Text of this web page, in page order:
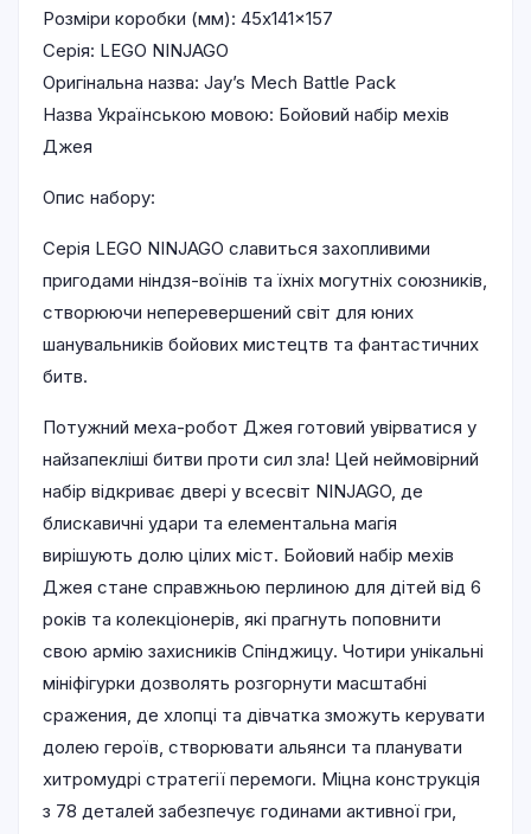
Розміри коробки (мм): 45x141x157
Серія: LEGO NINJAGO
Оригінальна назва: Jay’s Mech Battle Pack
Назва Українською мовою: Бойовий набір мехів
Джея
Опис набору:
Серія LEGO NINJAGO славиться захопливими
пригодами ніндзя-воїнів та їхніх могутніх союзників,
створюючи неперевершений світ для юних
шанувальників бойових мистецтв та фантастичних
битв.
Потужний меха-робот Джея готовий увірватися у
найзапекліші битви проти сил зла! Цей неймовірний
набір відкриває двері у всесвіт NINJAGO, де
блискавичні удари та елементальна магія
вирішують долю цілих міст. Бойовий набір мехів
Джея стане справжньою перлиною для дітей від 6
років та колекціонерів, які прагнуть поповнити
свою армію захисників Спінджицу. Чотири унікальні
мініфігурки дозволять розгорнути масштабні
сражения, де хлопці та дівчатка зможуть керувати
долею героїв, створювати альянси та планувати
хитромудрі стратегії перемоги. Міцна конструкція
з 78 деталей забезпечує годинами активної гри,